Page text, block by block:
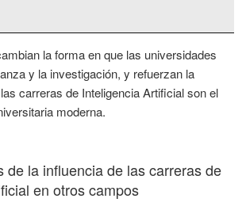
la forma en que las universidades
y la investigación, y refuerzan la
carreras de Inteligencia Artificial son el
moderna.
de la influencia de las carreras de
en otros campos